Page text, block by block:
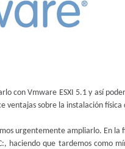
con Vmware ESXI 5.1 y así
ventajas sobre la instalación física
urgentemente ampliarlo. En la
haciendo que tardemos como